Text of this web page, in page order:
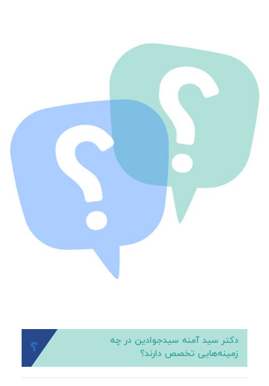
دکتر سید آمنه سیدجوادین در چه
زمینه‌هایی تخصص دارند؟